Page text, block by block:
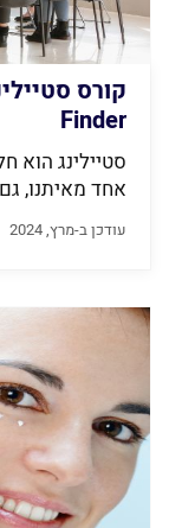
Finder
סטיילינג הוא
אחד מאיתנו,
עודכן ב-מרץ, 2024